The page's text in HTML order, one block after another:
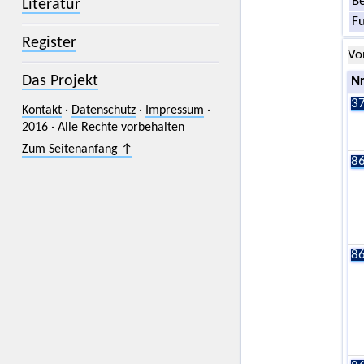
Literatur
Register
Das Projekt
Kontakt· Datenschutz· Impressum ·
2016 · Alle Rechte vorbehalten
Zum Seitenanfang ↑